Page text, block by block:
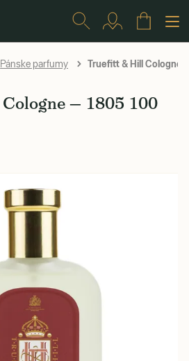
Pánske parfumy Truefitt & Hill Cologne
— 1805 100